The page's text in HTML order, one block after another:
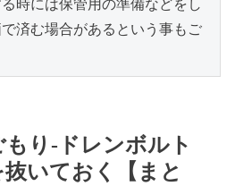
時には保管用の準備などをし
済む場合があるという事もご
り-ドレンボルト
いておく【まと